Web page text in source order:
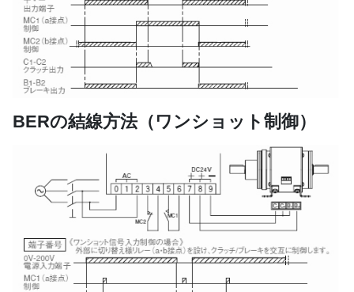
BERの結線方法（ワンショット制御）